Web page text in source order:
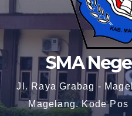
SMA
Jl. Raya Grabag -
Magelang. Kode Pos